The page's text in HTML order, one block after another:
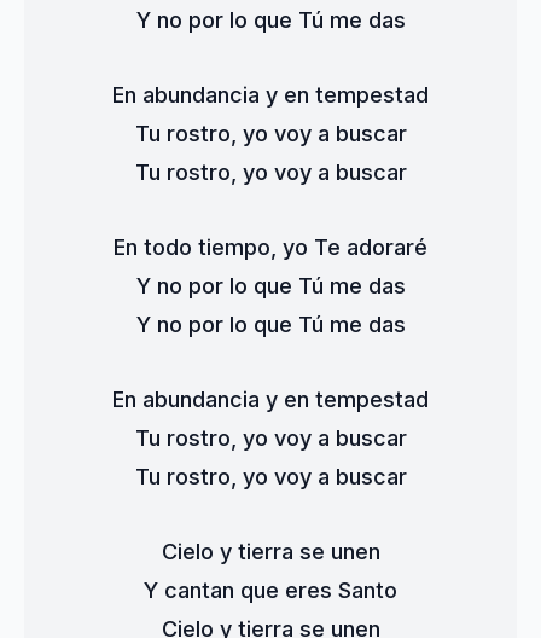
Y no por lo que Tú me das
En abundancia y en tempestad
Tu rostro, yo voy a buscar
Tu rostro, yo voy a buscar
En todo tiempo, yo Te adoraré
Y no por lo que Tú me das
Y no por lo que Tú me das
En abundancia y en tempestad
Tu rostro, yo voy a buscar
Tu rostro, yo voy a buscar
Cielo y tierra se unen
Y cantan que eres Santo
Cielo y tierra se unen